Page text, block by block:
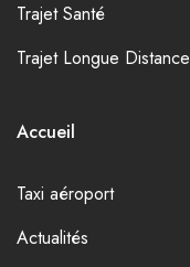
Trajet Santé
Trajet Longue Distance
Accueil
Taxi aéroport
Actualités